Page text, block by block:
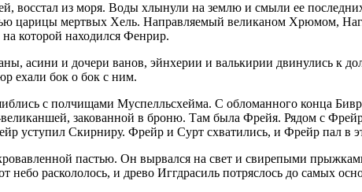
восстал из моря. Воды хлынули на землю и смыли ее
царицы мертвых Хель. Направляемый великаном Хрюмом,
которой находился Фенрир.
асини и дочери ванов, эйнхерии и валькирии двинулись к
ехали бок о бок с ним.
с полчищами Муспелльсхейма. С обломанного конца
закованной в броню. Там была Фрейя. Рядом с
уступил Скирниру. Фрейр и Сурт схватились, и Фрейр пал в
пастью. Он вырвался на свет и свирепыми
небо раскололось, и древо Иггдрасиль потряслось до самых